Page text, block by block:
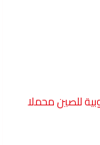
الجنوبية للصين محملا